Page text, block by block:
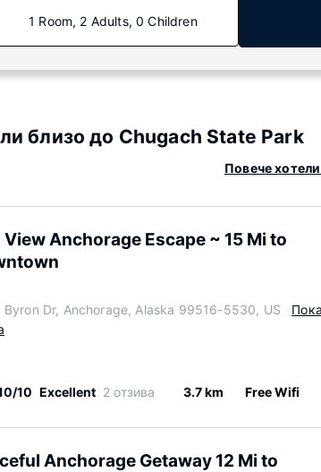
1 Room, 2 Adults, 0 Children
близо до Chugach State Park
Повече
View Anchorage Escape ~ 15 Mi to
Dr, Anchorage, Alaska 99516-5530, US
10 Excellent 2 отзива 3.7 km Free Wifi
Anchorage Getaway 12 Mi to